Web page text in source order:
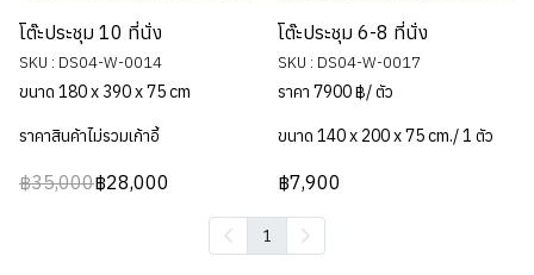
โต๊ะประชุม 10 ที่นั่ง
SKU : DS04-W-0014
ขนาด 180 x 390 x 75 cm
ราคาสินค้าไม่รวมเก้าอี้
฿35,000฿28,000
โต๊ะประชุม 6-8 ที่นั่ง
SKU : DS04-W-0017
ราคา 7900 ฿/ ตัว
ขนาด 140 x 200 x 75 cm./ 1 ตัว
฿7,900
1